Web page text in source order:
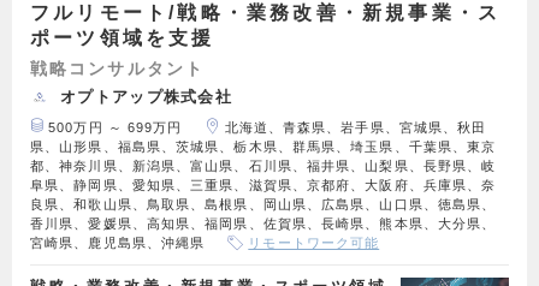
フルリモート/戦略・業務改善・新規事業・ス
ポーツ領域を支援
戦略コンサルタント
オプトアップ株式会社
500万円 ～ 699万円
北海道、青森県、岩手県、宮城県、秋田
県、山形県、福島県、茨城県、栃木県、群馬県、埼玉県、千葉県、東京
都、神奈川県、新潟県、富山県、石川県、福井県、山梨県、長野県、岐
阜県、静岡県、愛知県、三重県、滋賀県、京都府、大阪府、兵庫県、奈
良県、和歌山県、鳥取県、島根県、岡山県、広島県、山口県、徳島県、
香川県、愛媛県、高知県、福岡県、佐賀県、長崎県、熊本県、大分県、
宮崎県、鹿児島県、沖縄県
リモートワーク可能